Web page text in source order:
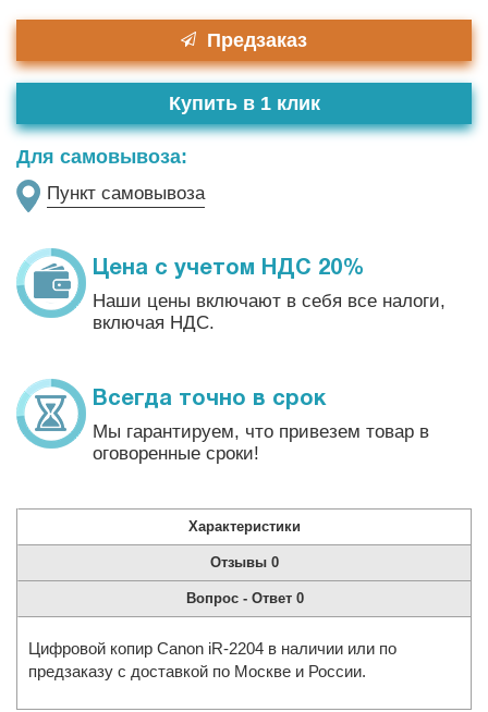
Предзаказ
Для самовывоза:
Пункт самовывоза
Купить в 1 клик
Цена с учетом НДС 20%
Наши цены включают в себя все налоги,
включая НДС.
Всегда точно в срок
Мы гарантируем, что привезем товар в
оговоренные сроки!
Характеристики
Отзывы 0
Вопрос - Ответ 0
Цифровой копир Canon iR-2204 в наличии или по
предзаказу с доставкой по Москве и России.